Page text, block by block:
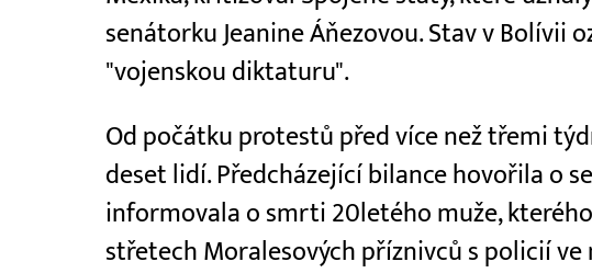
senátorku Jeanine Áňezovou. Stav v Bolívii
"vojenskou diktaturu".
Od počátku protestů před více než třemi
deset lidí. Předcházející bilance hovořila o
informovala o smrti 20letého muže,
střetech Moralesových příznivců s policií ve